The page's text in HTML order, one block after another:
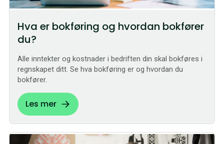
Hva er bokføring og hvordan bokfører
du?
Alle inntekter og kostnader i bedriften din skal bokføres i
regnskapet ditt. Se hva bokføring er og hvordan du
bokfører.
Les mer